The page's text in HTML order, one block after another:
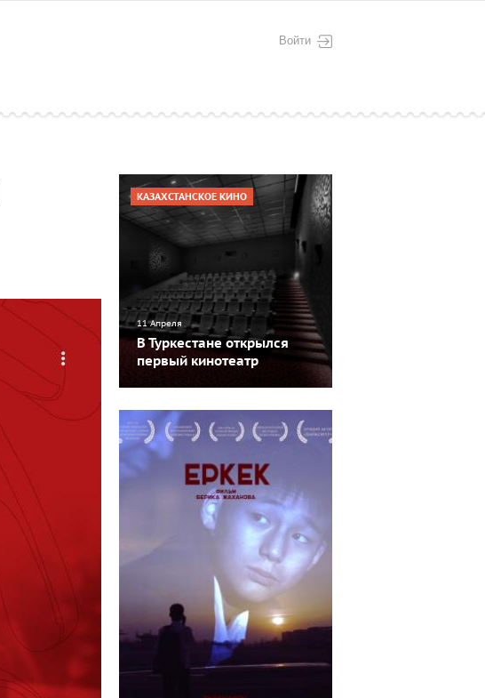
Войти
КАЗАХСТАНСКОЕ КИНО
11 Апреля
В Туркестане открылся
первый кинотеатр